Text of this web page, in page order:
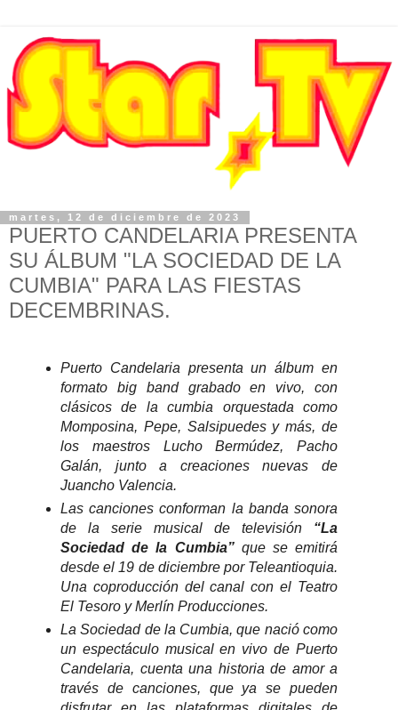
martes, 12 de diciembre de 2023
PUERTO CANDELARIA PRESENTA
SU ÁLBUM "LA SOCIEDAD DE LA
CUMBIA" PARA LAS FIESTAS
DECEMBRINAS.
Puerto Candelaria presenta un álbum en
formato big band grabado en vivo, con
clásicos de la cumbia orquestada como
Momposina, Pepe, Salsipuedes y más, de
los maestros Lucho Bermúdez, Pacho
Galán, junto a creaciones nuevas de
Juancho Valencia.
Las canciones conforman la banda sonora
de la serie musical de televisión “La
Sociedad de la Cumbia” que se emitirá
desde el 19 de diciembre por Teleantioquia.
Una coproducción del canal con el Teatro
El Tesoro y Merlín Producciones.
La Sociedad de la Cumbia, que nació como
un espectáculo musical en vivo de Puerto
Candelaria, cuenta una historia de amor a
través de canciones, que ya se pueden